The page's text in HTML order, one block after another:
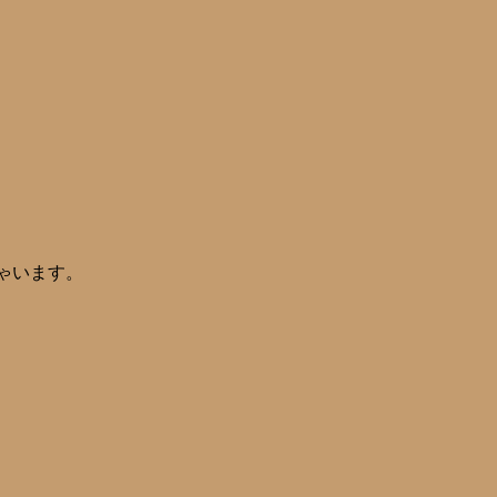
ます。